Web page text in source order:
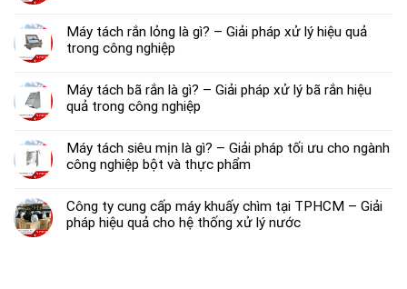
Máy tách rắn lỏng là gì? – Giải pháp xử lý hiệu quả
trong công nghiệp
Máy tách bã rắn là gì? – Giải pháp xử lý bã rắn hiệu
quả trong công nghiệp
Máy tách siêu mịn là gì? – Giải pháp tối ưu cho ngành
công nghiệp bột và thực phẩm
Công ty cung cấp máy khuấy chìm tại TPHCM – Giải
pháp hiệu quả cho hệ thống xử lý nước